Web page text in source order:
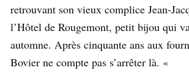
retrouvant son vieux complice Jean-
l’Hôtel de Rougemont, petit bijou qui
automne. Après cinquante ans aux
Bovier ne compte pas s’arrêter là. «